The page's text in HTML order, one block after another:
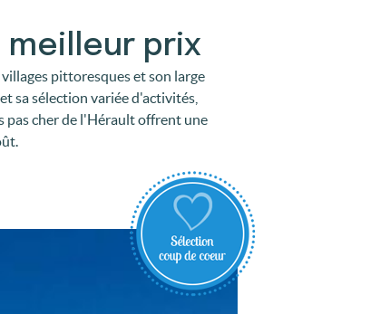
meilleur prix
pittoresques et son large
sa sélection variée d'activités,
pas cher de l'Hérault offrent une